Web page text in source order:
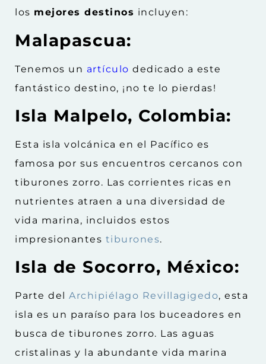
los mejores destinos incluyen:
Malapascua:
Tenemos un artículo dedicado a este
fantástico destino, ¡no te lo pierdas!
Isla Malpelo, Colombia:
Esta isla volcánica en el Pacífico es
famosa por sus encuentros cercanos con
tiburones zorro. Las corrientes ricas en
nutrientes atraen a una diversidad de
vida marina, incluidos estos
impresionantes tiburones.
Isla de Socorro, México:
Parte del Archipiélago Revillagigedo, esta
isla es un paraíso para los buceadores en
busca de tiburones zorro. Las aguas
cristalinas y la abundante vida marina